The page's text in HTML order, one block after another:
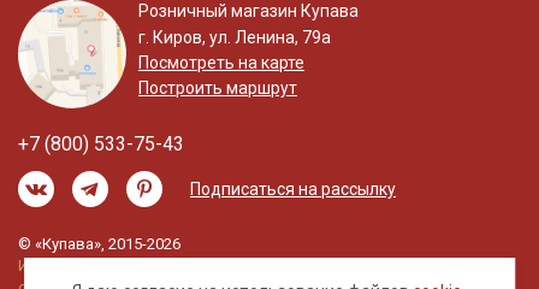
Розничный магазин Купава
г. Киров, ул. Ленина, 79а
Посмотреть на карте
Построить маршрут
+7 (800) 533-75-43
Подписаться на рассылку
© «Купава», 2015-2026
Информация на сайте не является публичной